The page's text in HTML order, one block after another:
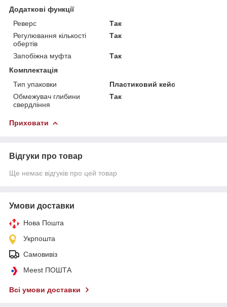
Додаткові функції
Реверс
Так
Регулювання кількості
обертів
Так
Запобіжна муфта
Так
Комплектація
Тип упаковки
Пластиковий кейс
Обмежувач глибини
свердління
Так
Приховати
Відгуки про товар
Ще немає відгуків про цей товар
Умови доставки
Нова Пошта
Укрпошта
Самовивіз
Meest ПОШТА
Всі умови доставки